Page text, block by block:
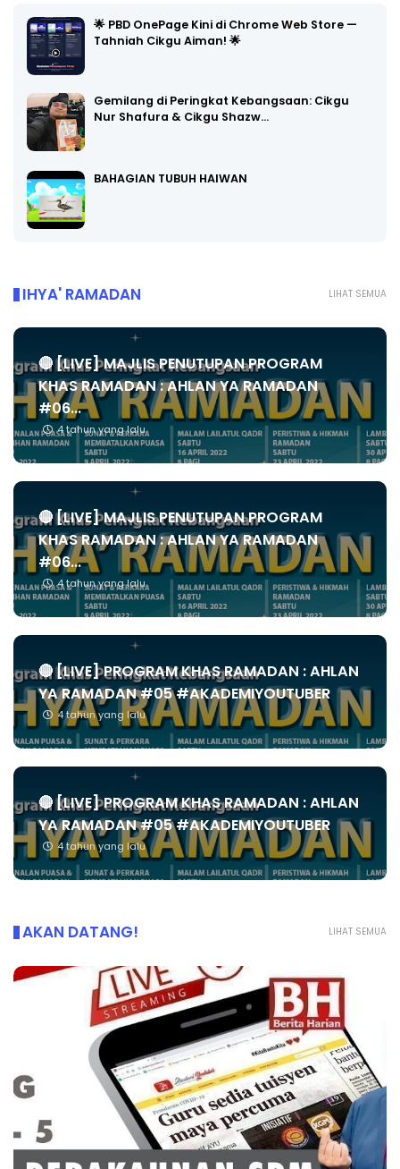
🌟 PBD OnePage Kini di Chrome Web Store —
Tahniah Cikgu Aiman! 🌟
Gemilang di Peringkat Kebangsaan: Cikgu
Nur Shafura & Cikgu Shazw…
BAHAGIAN TUBUH HAIWAN
LIHAT SEMUA
IHYA' RAMADAN
🔴 [LIVE] MAJLIS PENUTUPAN PROGRAM
KHAS RAMADAN : AHLAN YA RAMADAN
#06...
4 tahun yang lalu
🔴 [LIVE] MAJLIS PENUTUPAN PROGRAM
KHAS RAMADAN : AHLAN YA RAMADAN
#06...
4 tahun yang lalu
🔴 [LIVE] PROGRAM KHAS RAMADAN : AHLAN
YA RAMADAN #05 #AKADEMIYOUTUBER
4 tahun yang lalu
🔴 [LIVE] PROGRAM KHAS RAMADAN : AHLAN
YA RAMADAN #05 #AKADEMIYOUTUBER
4 tahun yang lalu
LIHAT SEMUA
AKAN DATANG!